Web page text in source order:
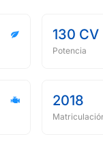
130 CV
Potencia
2018